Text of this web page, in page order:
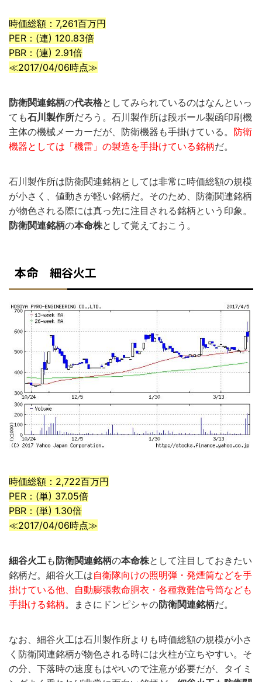
時価総額：7,261百万円
PER：(連) 120.83倍
PBR：(連) 2.91倍
≪2017/04/06時点≫
防衛関連銘柄の代表格としてみられているのはなんといっ
ても石川製作所だろう。石川製作所は段ボール製函印刷機
主体の機械メーカーだが、防衛機器も手掛けている。 防衛
機器としては「機雷」の製造を手掛けている銘柄だ。
石川製作所は防衛関連銘柄としては非常に時価総額の規模
が小さく、値動きが軽い銘柄だ。そのため、防衛関連銘柄
が物色される際には真っ先に注目される銘柄という印象。
防衛関連銘柄の本命株として覚えておこう。
本命 細谷火工
時価総額：2,722百万円
PER：(単) 37.05倍
PBR：(単) 1.30倍
≪2017/04/06時点≫
細谷火工も 防衛関連銘柄の本命株として注目しておきたい
銘柄だ。細谷火工は自衛隊向けの照明弾・発煙筒などを手
掛けている他、自動膨張救命胴衣・各種救難信号筒なども
手掛ける銘柄。まさにドンピシャの防衛関連銘柄だ。
なお、細谷火工は石川製作所よりも時価総額の規模が小さ
く防衛関連銘柄が物色される時には火柱が立ちやすい。そ
の分、下落時の速度もはやいので注意が必要だが、タイミ